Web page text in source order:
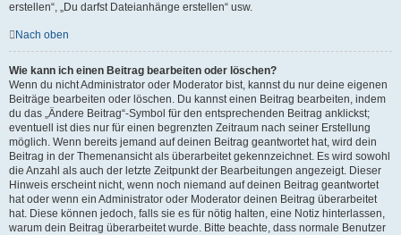
erstellen“, „Du darfst Dateianhänge erstellen“ usw.
Nach oben
Wie kann ich einen Beitrag bearbeiten oder löschen?
Wenn du nicht Administrator oder Moderator bist, kannst du nur deine eigenen
Beiträge bearbeiten oder löschen. Du kannst einen Beitrag bearbeiten, indem
du das „Ändere Beitrag“-Symbol für den entsprechenden Beitrag anklickst;
eventuell ist dies nur für einen begrenzten Zeitraum nach seiner Erstellung
möglich. Wenn bereits jemand auf deinen Beitrag geantwortet hat, wird dein
Beitrag in der Themenansicht als überarbeitet gekennzeichnet. Es wird sowohl
die Anzahl als auch der letzte Zeitpunkt der Bearbeitungen angezeigt. Dieser
Hinweis erscheint nicht, wenn noch niemand auf deinen Beitrag geantwortet
hat oder wenn ein Administrator oder Moderator deinen Beitrag überarbeitet
hat. Diese können jedoch, falls sie es für nötig halten, eine Notiz hinterlassen,
warum dein Beitrag überarbeitet wurde. Bitte beachte, dass normale Benutzer